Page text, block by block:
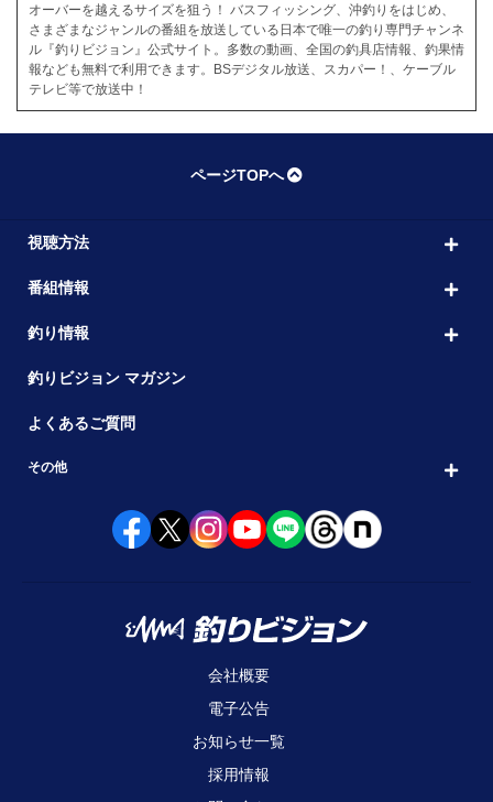
オーバーを越えるサイズを狙う！ バスフィッシング、沖釣りをはじめ、
さまざまなジャンルの番組を放送している日本で唯一の釣り専門チャンネ
ル『釣りビジョン』公式サイト。多数の動画、全国の釣具店情報、釣果情
報なども無料で利用できます。BSデジタル放送、スカパー！、ケーブル
テレビ等で放送中！
ページTOPへ
視聴方法
番組情報
釣り情報
釣りビジョン マガジン
よくあるご質問
その他
会社概要
電子公告
お知らせ一覧
採用情報